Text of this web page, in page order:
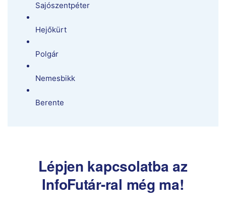
Sajószentpéter
Hejőkürt
Polgár
Nemesbikk
Berente
Lépjen kapcsolatba az
InfoFutár-ral még ma!